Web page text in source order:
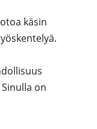
käsin
on